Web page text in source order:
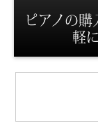
ピアノの
軽